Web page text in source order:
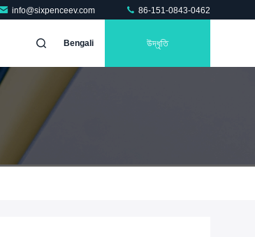
info@sixpenceev.com 86-151-0843-0462
Bengali উদ্ধৃতি